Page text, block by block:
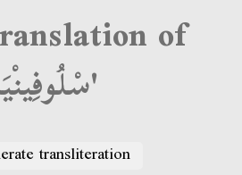
of
'سْلُوفِينْيَا'
transliteration